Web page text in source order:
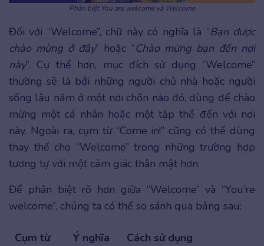
Phân biệt You are welcome và Welcome
Đối với “Welcome”, chữ này có nghĩa là “Bạn được
chào mừng ở đây” hoặc “Chào mừng bạn đến nơi
này”. Cụ thể hơn, mục đích sử dụng “Welcome”
thường sẽ là bởi những người chủ nhà hoặc người
sống lâu năm ở một nơi chốn nào đó, dùng để chào
mừng một cá nhân hoặc một tập thể đến với nơi
này. Ngoài ra, cụm từ “Come in!” cũng có thể dùng
thay thế cho “Welcome” trong những trường hợp
tương tự với một cảm giác thân mật hơn.
Để phân biệt rõ hơn giữa “Welcome” và “You’re
welcome”, chúng ta có thể so sánh qua bảng sau:
Cụm từ Ý nghĩa
Cách sử dụng